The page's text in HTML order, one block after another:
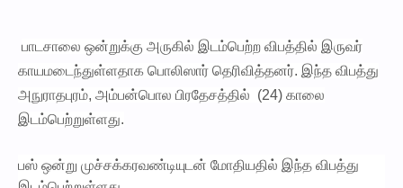
பாடசாலை ஒன்றுக்கு அருகில் இடம்பெற்ற விபத்தில் இருவர்
காயமடைந்துள்ளதாக பொலிஸார் தெரிவித்தனர். இந்த விபத்து
அநுராதபுரம், அம்பன்பொல பிரதேசத்தில் (24) காலை
இடம்பெற்றுள்ளது.
பஸ் ஒன்று முச்சக்கரவண்டியுடன் மோதியதில் இந்த விபத்து